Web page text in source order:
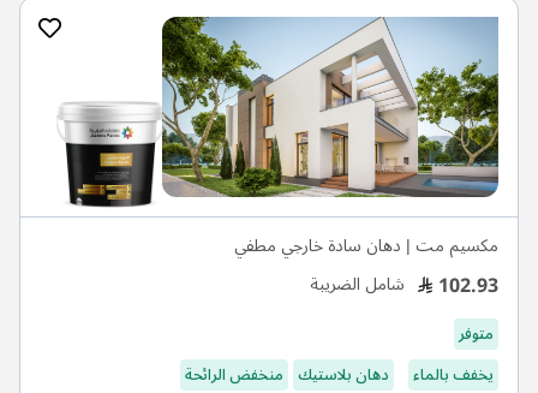
مكسيم مت | دهان سادة خارجي مطفي
102.93 شامل الضريبة
متوفر
يخفف بالماء
دهان بلاستيك منخفض الرائحة